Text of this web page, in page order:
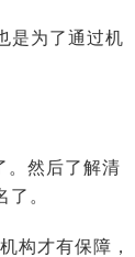
是为了通过机
。然后了解清
。
构才有保障，